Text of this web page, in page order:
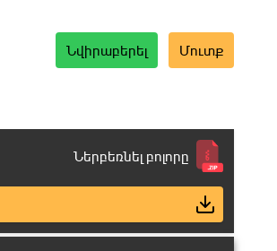
Նվիրաբերել Մուտք
Ներբեռնել բոլորը